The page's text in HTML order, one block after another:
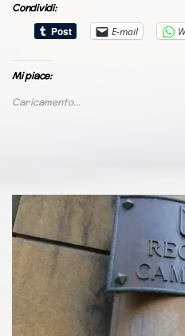
Condividi:
E-mail
Mi piace:
Caricamento...